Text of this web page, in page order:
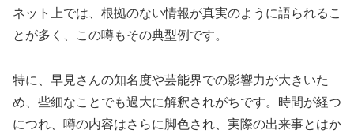
ネット上では、根拠のない情報が真実のように語られるこ
とが多く、この噂もその典型例です。
特に、早見さんの知名度や芸能界での影響力が大きいた
め、些細なことでも過大に解釈されがちです。時間が経つ
につれ、噂の内容はさらに脚色され、実際の出来事とはか